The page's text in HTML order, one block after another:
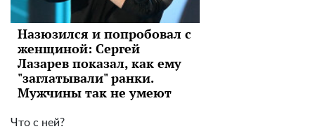
Назюзился и попробовал с
женщиной: Сергей
Лазарев показал, как ему
"заглатывали" ранки.
Мужчины так не умеют
Что с ней?